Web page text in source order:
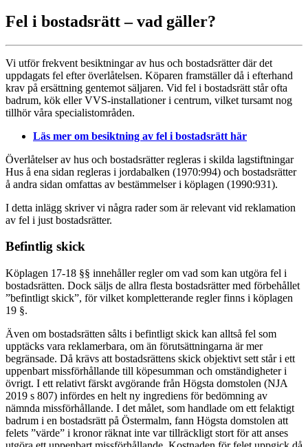
Fel i bostadsrätt – vad gäller?
Vi utför frekvent besiktningar av hus och bostadsrätter där det
uppdagats fel efter överlåtelsen. Köparen framställer då i efterhand
krav på ersättning gentemot säljaren. Vid fel i bostadsrätt står ofta
badrum, kök eller VVS-installationer i centrum, vilket tursamt nog
tillhör våra specialistområden.
Läs mer om besiktning av fel i bostadsrätt här
Överlåtelser av hus och bostadsrätter regleras i skilda lagstiftningar
Hus å ena sidan regleras i jordabalken (1970:994) och bostadsrätter
å andra sidan omfattas av bestämmelser i köplagen (1990:931).
I detta inlägg skriver vi några rader som är relevant vid reklamation
av fel i just bostadsrätter.
Befintlig skick
Köplagen 17-18 §§ innehåller regler om vad som kan utgöra fel i
bostadsrätten. Dock säljs de allra flesta bostadsrätter med förbehållet
”befintligt skick”, för vilket kompletterande regler finns i köplagen
19 §.
Även om bostadsrätten sålts i befintligt skick kan alltså fel som
upptäcks vara reklamerbara, om än förutsättningarna är mer
begränsade. Då krävs att bostadsrättens skick objektivt sett står i ett
uppenbart missförhållande till köpesumman och omständigheter i
övrigt. I ett relativt färskt avgörande från Högsta domstolen (NJA
2019 s 807) infördes en helt ny ingrediens för bedömning av
nämnda missförhållande. I det målet, som handlade om ett felaktigt
badrum i en bostadsrätt på Östermalm, fann Högsta domstolen att
felets ”värde” i kronor räknat inte var tillräckligt stort för att anses